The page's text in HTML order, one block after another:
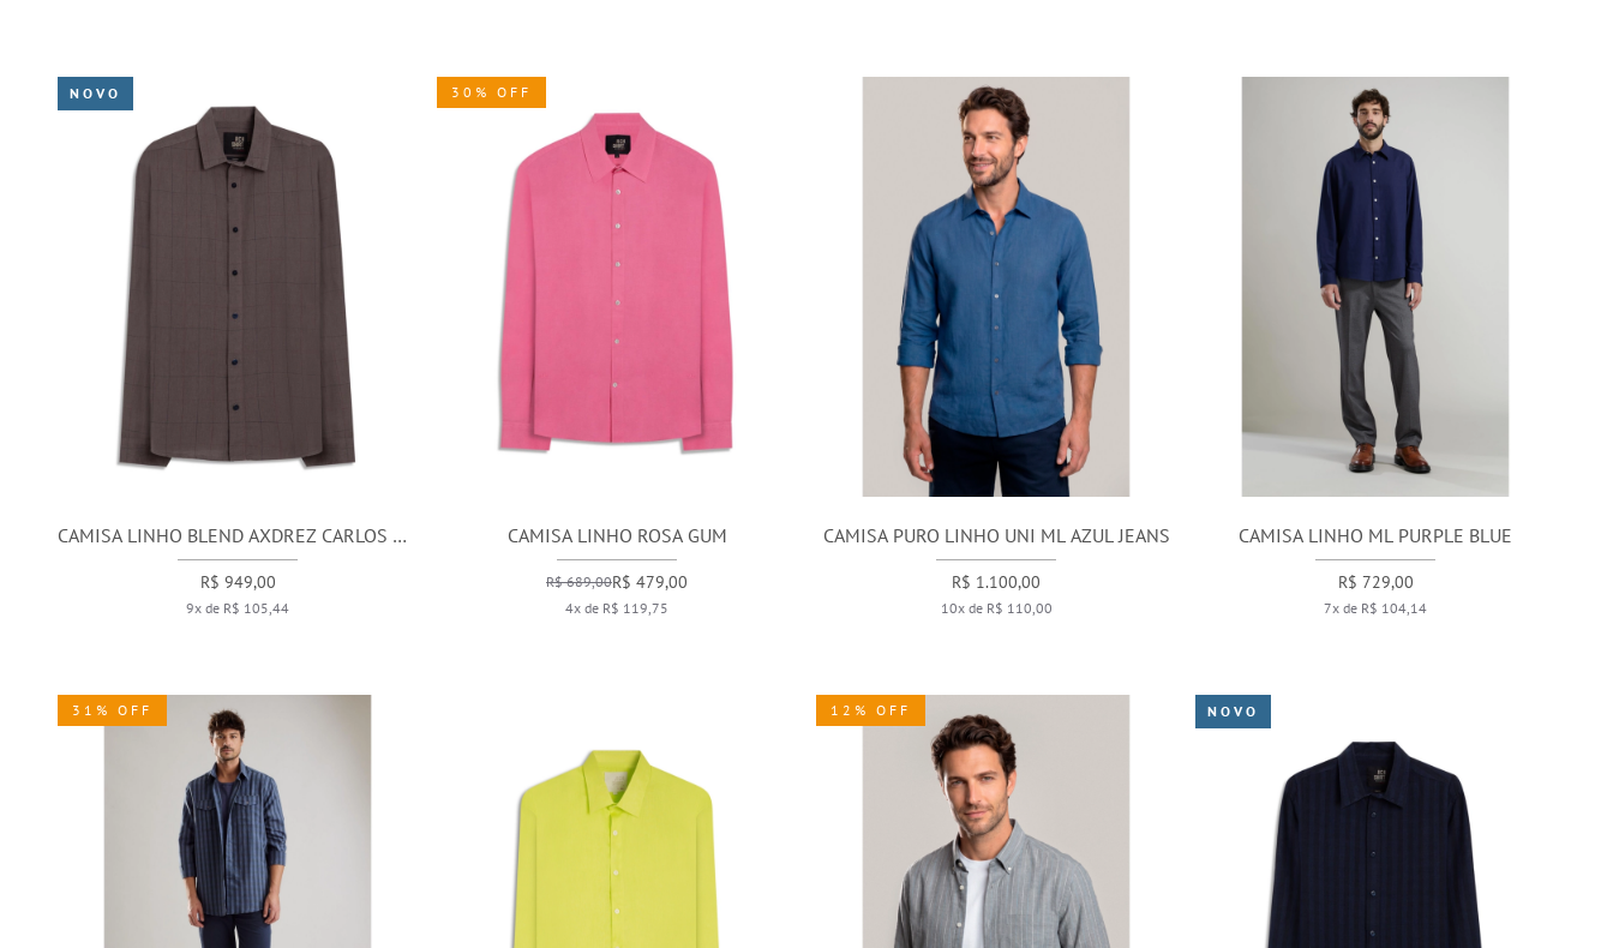
CAMISA LINHO BLEND AXDREZ CARLOS ML
CASTOR
R$ 949,00
9x de R$ 105,44
NOVO
CAMISA LINHO ROSA GUM
R$ 689,00R$ 479,00
4x de R$ 119,75
30% OFF
CAMISA PURO LINHO UNI ML AZUL JEANS
R$ 1.100,00
10x de R$ 110,00
CAMISA LINHO ML PURPLE BLUE
R$ 729,00
7x de R$ 104,14
31% OFF 12% OFF NOVO